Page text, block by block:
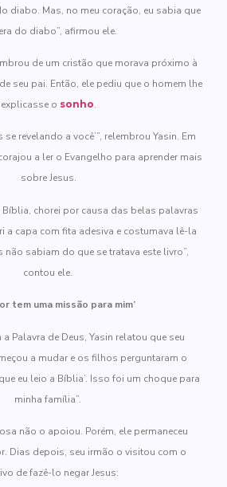
diabo. Mas, no meu coração, eu sabia que
do diabo”, afirmou ele.
de um cristão que morava próximo à
seu pai. Então, ele pediu que o homem lhe
explicasse o sonho.
se revelando a você’”, relembrou Yasin. Em
a ler o Evangelho para aprender mais
sobre Jesus.
Bíblia, chorei por causa das belas palavras
a capa com fita adesiva e costumava lê-la
não sabiam do que se tratava este livro”,
contou ele.
tem uma missão para mim’
Palavra de Deus, Yasin relatou que seu
a mudar e os filhos perguntaram o
eu leio a Bíblia’. Isso foi um choque para
minha família”.
não o apoiou. Porém, ele permaneceu
Dias depois, seu irmão o visitou com o
de fazê-lo negar Jesus: